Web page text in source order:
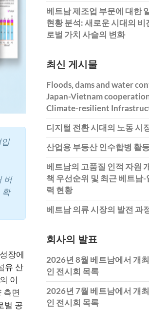
버
확
장에
유 산
이
측면
벌 공
베트남 제조업 부문에 대한
현황 분석: 새로운 시대의 비
로벌 가치 사슬의 변화
최신 게시물
Floods, dams and water
Japan-Vietnam
Climate-resilient
디지털 전환 시대의 노동 시
산업용 부동산 인수합병 활
베트남의 고품질 인적 자원
책 우선순위 및 최근 베트남-
력 현황
베트남 의류 시장의 발전 과
회사의 발표
2026년 8월 베트남에서 개
인 전시회 목록
2026년 7월 베트남에서 개
인 전시회 목록